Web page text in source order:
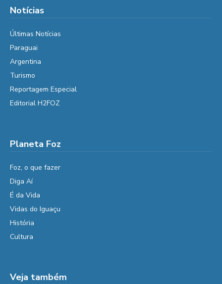
Notícias
Últimas Notícias
Paraguai
Argentina
Turismo
Reportagem Especial
Editorial H2FOZ
Planeta Foz
Foz, o que fazer
Diga Aí
É da Vida
Vidas do Iguaçu
História
Cultura
Veja também